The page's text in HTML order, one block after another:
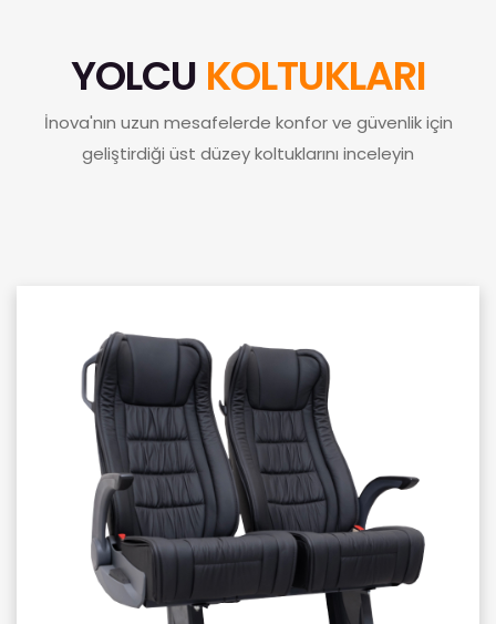
YOLCU KOLTUKLARI
İnova'nın uzun mesafelerde konfor ve güvenlik için
geliştirdiği üst düzey koltuklarını inceleyin